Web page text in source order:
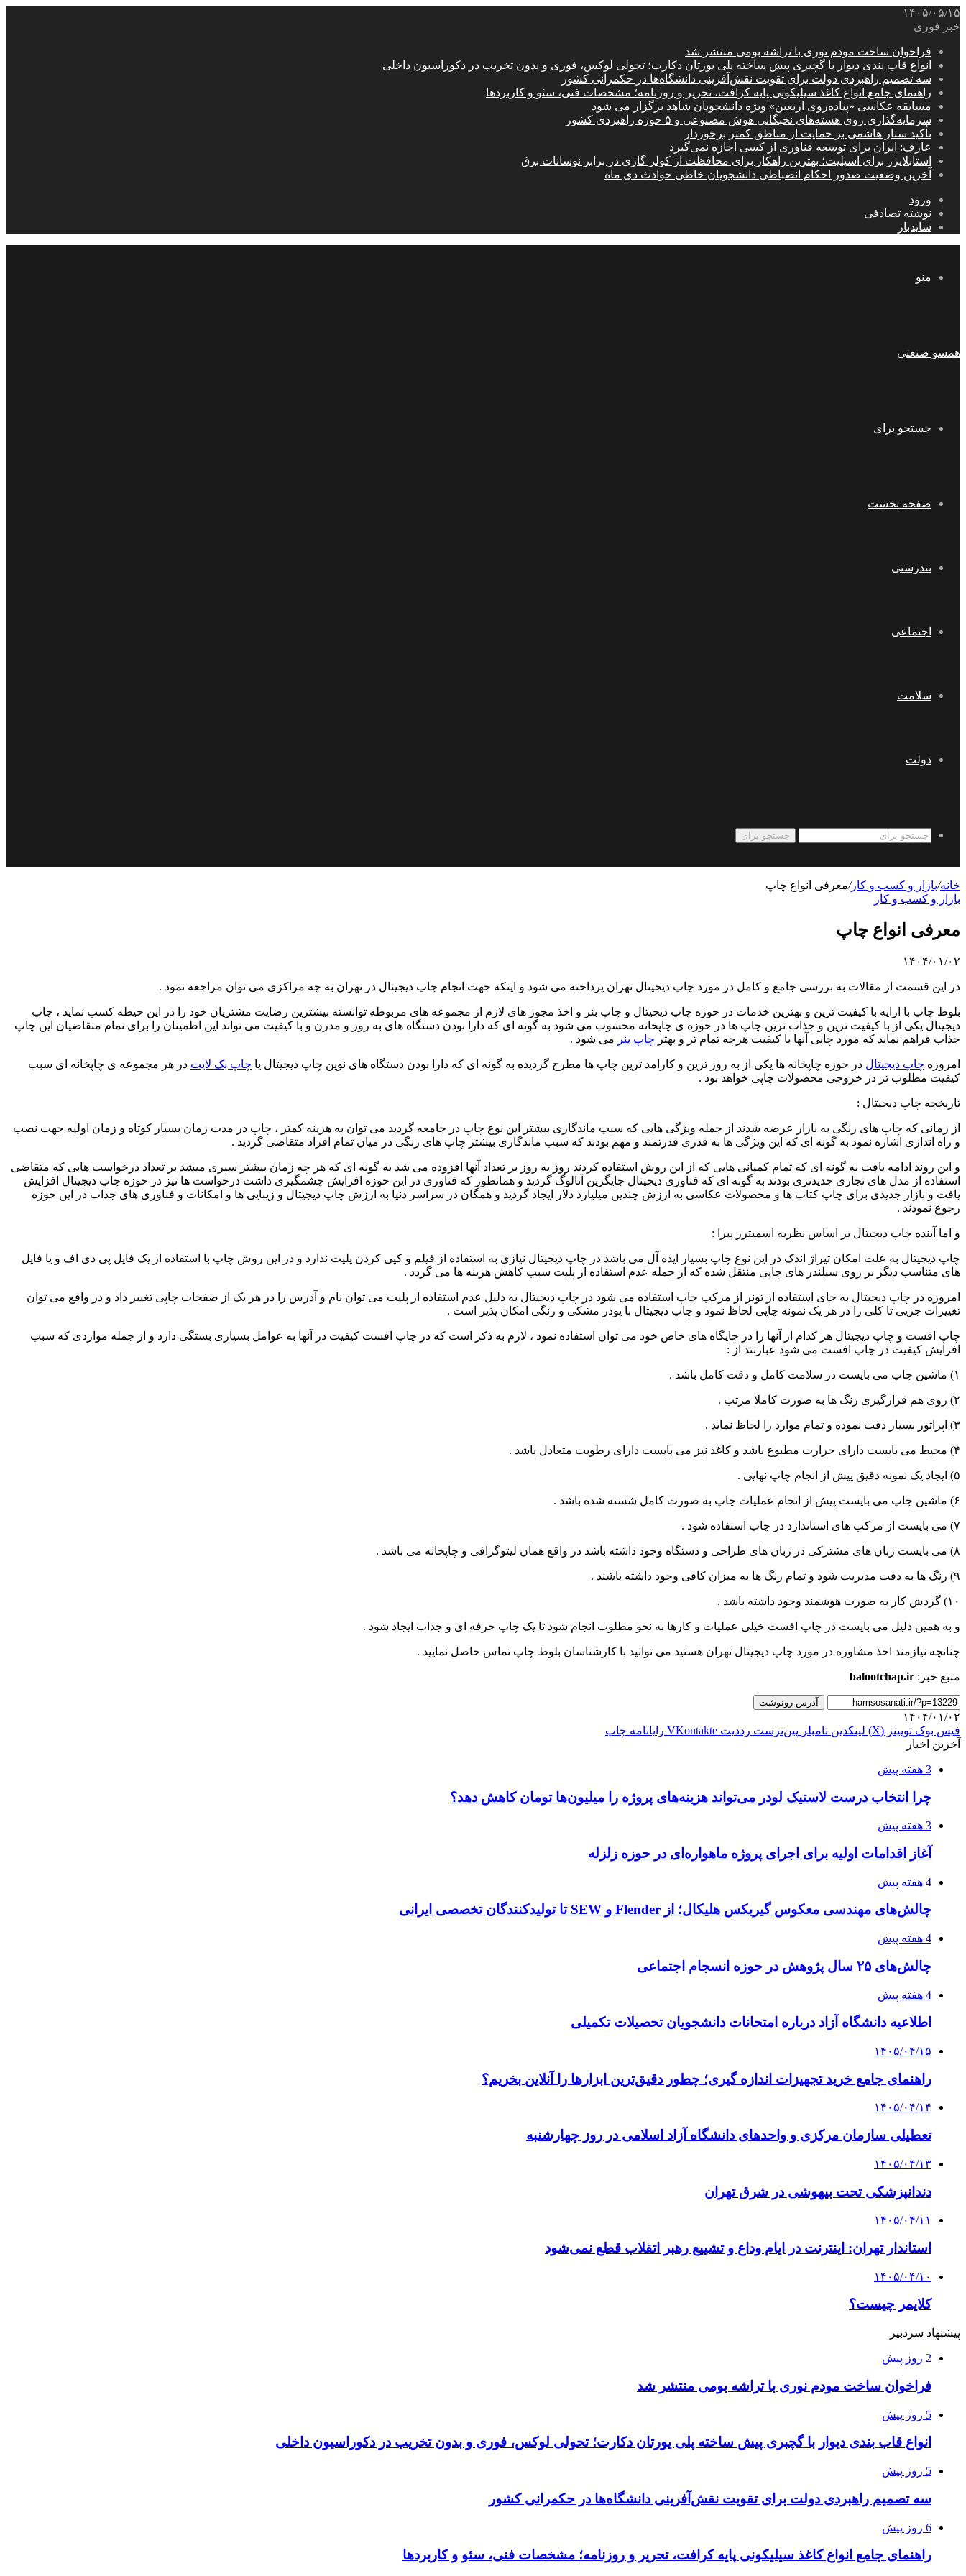
۱۴۰۵/۰۵/۱۵
خبر فوری
فراخوان ساخت مودم نوری با تراشه بومی منتشر شد
انواع قاب بندی دیوار با گچبری پیش ساخته پلی یورتان دکارت؛ تحولی لوکس، فوری و بدون تخریب در دکوراسیون داخلی
سه تصمیم راهبردی دولت برای تقویت نقش‌آفرینی دانشگاه‌ها در حکمرانی کشور
راهنمای جامع انواع کاغذ سیلیکونی پایه کرافت، تحریر و روزنامه؛ مشخصات فنی، سئو و کاربردها
مسابقه عکاسی «پیاده‌روی اربعین» ویژه دانشجویان شاهد برگزار می شود
سرمایه‌گذاری روی هسته‌های نخبگانی هوش مصنوعی و ۵ حوزه راهبردی کشور
تأکید ستار هاشمی بر حمایت از مناطق کمتر برخوردار
عارف: ایران برای توسعه فناوری از کسی اجازه نمی‌گیرد
استابلایزر برای اسپلیت؛ بهترین راهکار برای محافظت از کولر گازی در برابر نوسانات برق
آخرین وضعیت صدور احکام انضباطی دانشجویان خاطی حوادث دی ماه
ورود
نوشته تصادفی
سایدبار
منو
همسو صنعتی
جستجو برای
صفحه نخست
تندرستی
اجتماعی
سلامت
دولت
جستجو برای
خانه/بازار و کسب و کار/معرفی انواع چاپ
بازار و کسب و کار
معرفی انواع چاپ
۱۴۰۴/۰۱/۰۲
در این قسمت از مقالات به بررسی جامع و کامل در مورد چاپ دیجیتال تهران پرداخته می شود و اینکه جهت انجام چاپ دیجیتال در تهران به چه مراکزی می توان مراجعه نمود .
بلوط چاپ با ارایه با کیفیت ترین و بهترین خدمات در حوزه چاپ دیجیتال و چاپ بنر و اخذ مجوز های لازم از مجموعه های مربوطه توانسته بیشترین رضایت مشتریان خود را در این حیطه کسب نماید ، چاپ
دیجیتال یکی از با کیفیت ترین و جذاب ترین چاپ ها در حوزه ی چاپخانه محسوب می شود به گونه ای که دارا بودن دستگاه های به روز و مدرن و با کیفیت می تواند این اطمینان را برای تمام متقاضیان این چاپ
جذاب فراهم نماید که مورد چاپی آنها با کیفیت هرچه تمام تر و بهتر چاپ بنر می شود .
امروزه چاپ دیجیتال در حوزه چاپخانه ها یکی از به روز ترین و کارامد ترین چاپ ها مطرح گردیده به گونه ای که دارا بودن دستگاه های نوین چاپ دیجیتال یا چاپ بک لایت در هر مجموعه ی چاپخانه ای سبب
کیفیت مطلوب تر در خروجی محصولات چاپی خواهد بود .
تاریخچه چاپ دیجیتال :
از زمانی که چاپ های رنگی به بازار عرضه شدند از جمله ویژگی هایی که سبب ماندگاری بیشتر این نوع چاپ در جامعه گردید می توان به هزینه کمتر ، چاپ در مدت زمان بسیار کوتاه و زمان اولیه جهت نصب
و راه اندازی اشاره نمود به گونه ای که این ویژگی ها به قدری قدرتمند و مهم بودند که سبب ماندگاری بیشتر چاپ های رنگی در میان تمام افراد متقاضی گردید .
و این روند ادامه یافت به گونه ای که تمام کمپانی هایی که از این روش استفاده کردند روز به روز بر تعداد آنها افزوده می شد به گونه ای که هر چه زمان بیشتر سپری میشد بر تعداد درخواست هایی که متقاضی
استفاده از مدل های تجاری جدیدتری بودند به گونه ای که فناوری دیجیتال جایگزین آنالوگ گردید و همانطور که فناوری در این حوزه افزایش چشمگیری داشت درخواست ها نیز در حوزه چاپ دیجیتال افزایش
یافت و بازار جدیدی برای چاپ کتاب ها و محصولات عکاسی به ارزش چندین میلیارد دلار ایجاد گردید و همگان در سراسر دنیا به ارزش چاپ دیجیتال و زیبایی ها و امکانات و فناوری های جذاب در این حوزه
رجوع نمودند .
و اما آینده چاپ دیجیتال بر اساس نظریه اسمیترز پیرا :
چاپ دیجیتال به علت امکان تیراژ اندک در این نوع چاپ بسیار ایده آل می باشد در چاپ دیجیتال نیازی به استفاده از فیلم و کپی کردن پلیت ندارد و در این روش چاپ با استفاده از یک فایل پی دی اف و یا فایل
های متناسب دیگر بر روی سیلندر های چاپی منتقل شده که از جمله عدم استفاده از پلیت سبب کاهش هزینه ها می گردد .
امروزه در چاپ دیجیتال به جای استفاده از تونر از مرکب چاپ استفاده می شود در چاپ دیجیتال به دلیل عدم استفاده از پلیت می توان نام و آدرس را در هر یک از صفحات چاپی تغییر داد و در واقع می توان
تغییرات جزیی تا کلی را در هر یک نمونه چاپی لحاظ نمود و چاپ دیجیتال با پودر مشکی و رنگی امکان پذیر است .
چاپ افست و چاپ دیجیتال هر کدام از آنها را در جایگاه های خاص خود می توان استفاده نمود ، لازم به ذکر است که در چاپ افست کیفیت در آنها به عوامل بسیاری بستگی دارد و از جمله مواردی که سبب
افزایش کیفیت در چاپ افست می شود عبارتند از :
۱) ماشین چاپ می بایست در سلامت کامل و دقت کامل باشد .
۲) روی هم قرارگیری رنگ ها به صورت کاملا مرتب .
۳) اپراتور بسیار دقت نموده و تمام موارد را لحاظ نماید .
۴) محیط می بایست دارای حرارت مطبوع باشد و کاغذ نیز می بایست دارای رطوبت متعادل باشد .
۵) ایجاد یک نمونه دقیق پیش از انجام چاپ نهایی .
۶) ماشین چاپ می بایست پیش از انجام عملیات چاپ به صورت کامل شسته شده باشد .
۷) می بایست از مرکب های استاندارد در چاپ استفاده شود .
۸) می بایست زبان های مشترکی در زبان های طراحی و دستگاه وجود داشته باشد در واقع همان لیتوگرافی و چاپخانه می باشد .
۹) رنگ ها به دقت مدیریت شود و تمام رنگ ها به میزان کافی وجود داشته باشند .
۱۰) گردش کار به صورت هوشمند وجود داشته باشد .
و به همین دلیل می بایست در چاپ افست خیلی عملیات و کارها به نحو مطلوب انجام شود تا یک چاپ حرفه ای و جذاب ایجاد شود .
چنانچه نیازمند اخذ مشاوره در مورد چاپ دیجیتال تهران هستید می توانید با کارشناسان بلوط چاپ تماس حاصل نمایید .
منبع خبر: balootchap.ir
آدرس رونوشت
۱۴۰۴/۰۱/۰۲
فیس بوک توییتر (X) لینکدین ‫تامبلر ‫پین‌ترست ‫رددیت ‫VKontakte رایانامه چاپ
آخرین اخبار
3 هفته پیش
چرا انتخاب درست لاستیک لودر می‌تواند هزینه‌های پروژه را میلیون‌ها تومان کاهش دهد؟
3 هفته پیش
آغاز اقدامات اولیه برای اجرای پروژه ماهواره‌ای در حوزه زلزله
4 هفته پیش
چالش‌های مهندسی معکوس گیربکس هلیکال؛ از Flender و SEW تا تولیدکنندگان تخصصی ایرانی
4 هفته پیش
چالش‌های ۲۵ سال پژوهش در حوزه انسجام اجتماعی
4 هفته پیش
اطلاعیه دانشگاه آزاد درباره امتحانات دانشجویان تحصیلات تکمیلی
۱۴۰۵/۰۴/۱۵
راهنمای جامع خرید تجهیزات اندازه گیری؛ چطور دقیق‌ترین ابزارها را آنلاین بخریم؟
۱۴۰۵/۰۴/۱۴
تعطیلی سازمان مرکزی و واحدهای دانشگاه آزاد اسلامی در روز چهارشنبه
۱۴۰۵/۰۴/۱۳
دندانپزشکی تحت بیهوشی در شرق تهران
۱۴۰۵/۰۴/۱۱
استاندار تهران: اینترنت در ایام وداع و تشییع رهبر اتقلاب قطع نمی‌شود
۱۴۰۵/۰۴/۱۰
کلایمر چیست؟
پیشنهاد سردبیر
2 روز پیش
فراخوان ساخت مودم نوری با تراشه بومی منتشر شد
5 روز پیش
انواع قاب بندی دیوار با گچبری پیش ساخته پلی یورتان دکارت؛ تحولی لوکس، فوری و بدون تخریب در دکوراسیون داخلی
5 روز پیش
سه تصمیم راهبردی دولت برای تقویت نقش‌آفرینی دانشگاه‌ها در حکمرانی کشور
6 روز پیش
راهنمای جامع انواع کاغذ سیلیکونی پایه کرافت، تحریر و روزنامه؛ مشخصات فنی، سئو و کاربردها